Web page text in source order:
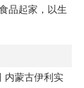
品起家，以生
内蒙古伊利实